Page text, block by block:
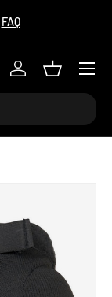
FAQ
Log inKošík
Menu